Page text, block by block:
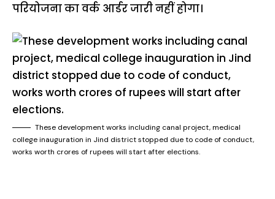
परियोजना का वर्क आर्डर जारी नहीं होगा।
These development works including canal project, medical
college inauguration in Jind district stopped due to code of conduct,
works worth crores of rupees will start after elections.